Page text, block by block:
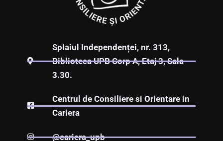
Splaiul Independenței, nr. 313,
Biblioteca UPB Corp A, Etaj 3, Sala
3.30.
Centrul de Consiliere si Orientare in
Cariera
@cariera_upb